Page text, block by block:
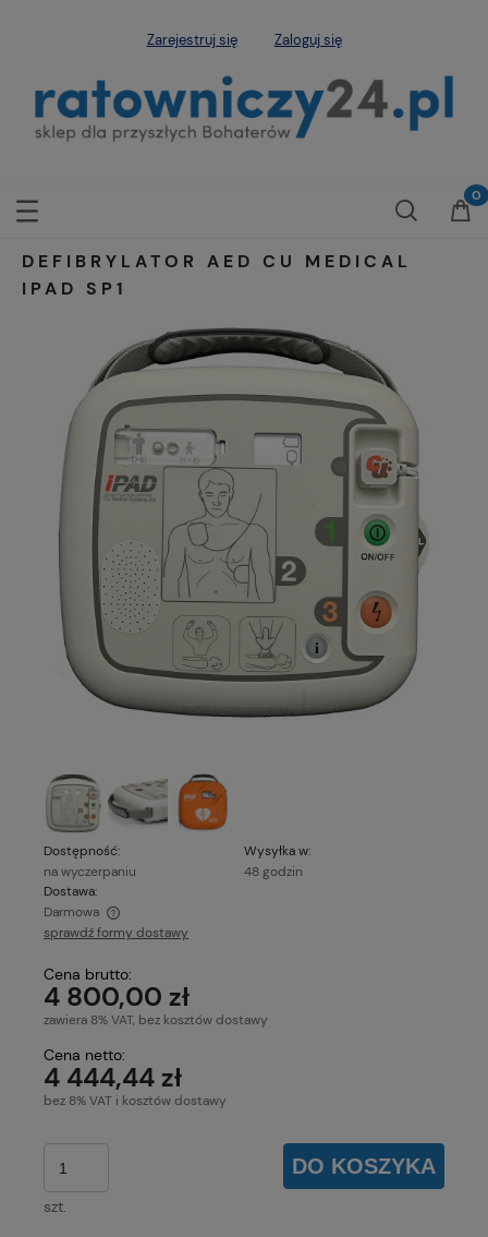
Zarejestruj się Zaloguj się
DEFIBRYLATOR AED CU MEDICAL
IPAD SP1
Dostępność:
na wyczerpaniu
Wysyłka w:
48 godzin
Dostawa:
Darmowa
Cena nie zawiera ewentualnych kosztów płatności
sprawdź formy dostawy
Cena brutto:
4 800,00 zł
zawiera 8% VAT, bez kosztów dostawy
Cena netto:
4 444,44 zł
bez 8% VAT i kosztów dostawy
szt.
DO KOSZYKA